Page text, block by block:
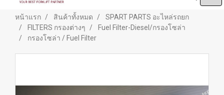
หน้าแรก สินค้าทั้งหมด
SPART PARTS อะไหล่รถยก
FILTERS กรองต่างๆ
Fuel Filter-Diesel/กรองโซล่า
กรองโซล่า / Fuel Filter